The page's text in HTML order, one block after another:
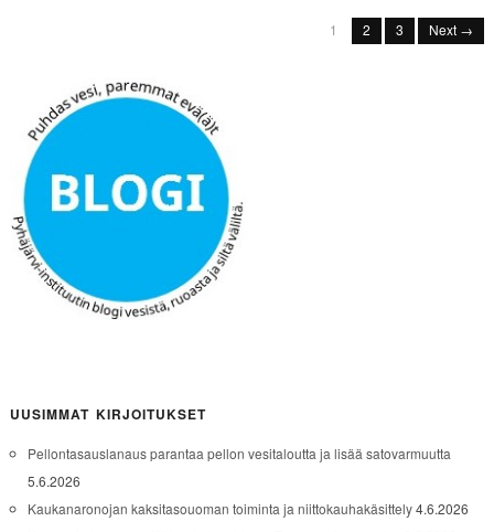
1 2 3 Next →
UUSIMMAT KIRJOITUKSET
Pellontasauslanaus parantaa pellon vesitaloutta ja lisää satovarmuutta
5.6.2026
Kaukanaronojan kaksitasouoman toiminta ja niittokauhakäsittely4.6.2026